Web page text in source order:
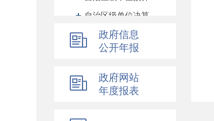
自治区级单位决算
自治区财政厅机关预决算
地州预决算
其他对外管理服务信息
政府信息
公开年报
政府网站
年度报表